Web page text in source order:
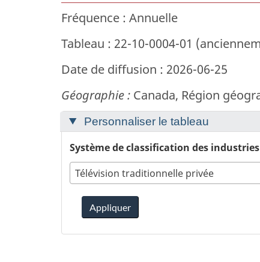
Fréquence : Annuelle
Tableau : 22-10-0004-01
Date de diffusion : 2026-06-25
Géographie : Canada, Région
Personnaliser le tableau
Télévision traditionnelle privée
Appliquer